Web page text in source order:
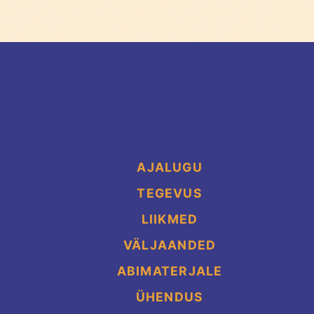
AJALUGU
TEGEVUS
LIIKMED
VÄLJAANDED
ABIMATERJALE
ÜHENDUS